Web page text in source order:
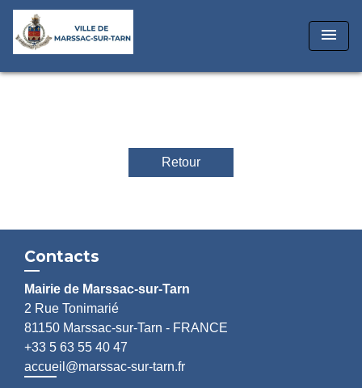
menu
Retour
Contacts
Mairie de Marssac-sur-Tarn
2 Rue Tonimarié
81150 Marssac-sur-Tarn - FRANCE
+33 5 63 55 40 47
accueil@marssac-sur-tarn.fr